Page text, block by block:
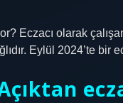
Eczacı olarak
Eylül 2024’te bir